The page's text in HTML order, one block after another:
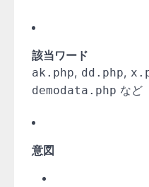
該当ワード
ak.php, dd.php,
demodata.php など
意図